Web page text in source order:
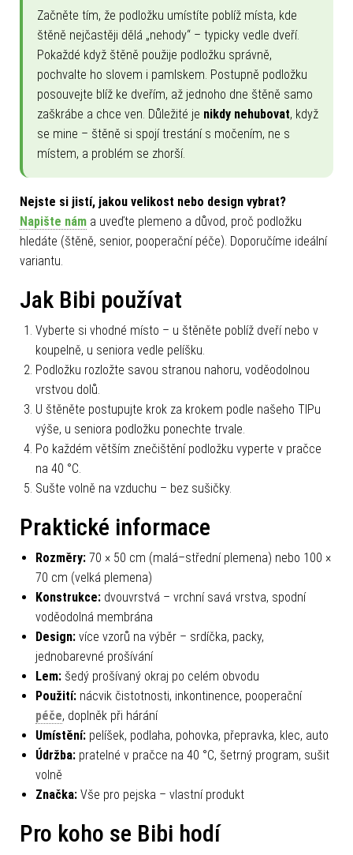
Začněte tím, že podložku umístíte poblíž místa, kde
štěně nejčastěji dělá „nehody“ – typicky vedle dveří.
Pokaždé když štěně použije podložku správně,
pochvalte ho slovem i pamlskem. Postupně podložku
posouvejte blíž ke dveřím, až jednoho dne štěně samo
zaškrábe a chce ven. Důležité je nikdy nehubovat, když
se mine – štěně si spojí trestání s močením, ne s
místem, a problém se zhorší.
Nejste si jistí, jakou velikost nebo design vybrat?
Napište nám a uveďte plemeno a důvod, proč podložku
hledáte (štěně, senior, pooperační péče). Doporučíme ideální
variantu.
Jak Bibi používat
Vyberte si vhodné místo – u štěněte poblíž dveří nebo v
koupelně, u seniora vedle pelíšku.
Podložku rozložte savou stranou nahoru, voděodolnou
vrstvou dolů.
U štěněte postupujte krok za krokem podle našeho TIPu
výše, u seniora podložku ponechte trvale.
Po každém větším znečištění podložku vyperte v pračce
na 40 °C.
Sušte volně na vzduchu – bez sušičky.
Praktické informace
Rozměry: 70 × 50 cm (malá–střední plemena) nebo 100 ×
70 cm (velká plemena)
Konstrukce: dvouvrstvá – vrchní savá vrstva, spodní
voděodolná membrána
Design: více vzorů na výběr – srdíčka, packy,
jednobarevné prošívání
Lem: šedý prošívaný okraj po celém obvodu
Použití: nácvik čistotnosti, inkontinence, pooperační
péče, doplněk při hárání
Umístění: pelíšek, podlaha, pohovka, přepravka, klec, auto
Údržba: pratelné v pračce na 40 °C, šetrný program, sušit
volně
Značka: Vše pro pejska – vlastní produkt
Pro koho se Bibi hodí